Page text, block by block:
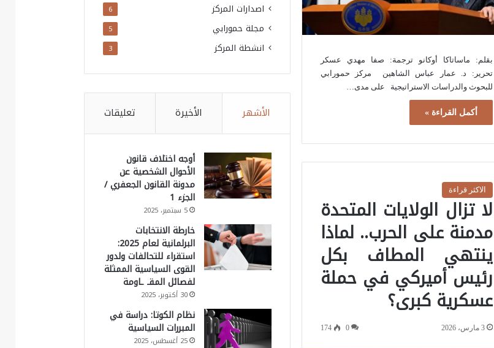
بقلم: ماساتاكا أوكانو ترجمة: صفا مهدي عسكر
تحرير: د. عمار عباس الشاهين مركز حمورابي
للبحوث والدراسات الاستراتيجية على مدى…
أكمل القراءة »
الاكثر قراءة
لا تزال الولايات المتحدة
مدمنة على الحرب.. لماذا
ينتهي المطاف بكل
رئيس أميركي في حملة
عسكرية كبرى؟
3 مارس، 2026 0
174
اصدارات المركز 6
مجلة حمورابي 5
انشطة المركز 3
الأشهر الأخيرة تعليقات
أوجه اختلاف قانون
الأحوال الشخصية عن
مدونة القانون الجعفري /
الجزء 1
5 سبتمبر، 2025
خارطة الانتخابات
البرلمانية لعام 2025:
استقراء للتحالفات ولدور
القوى السياسية الممثلة
لفصائل المقـ ـاومة
30 أكتوبر، 2025
نظام الكوتا: دراسة في
المبررات السياسية
25 أغسطس، 2025